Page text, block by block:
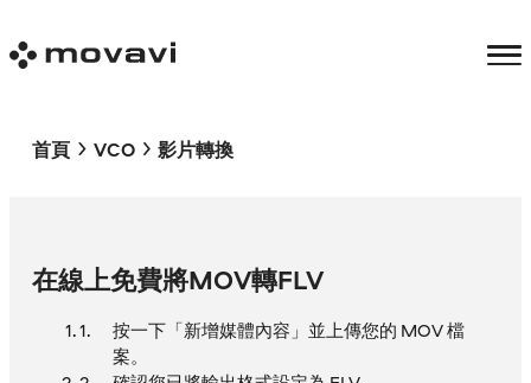
首頁 VCO 影片轉換
在線上免費將MOV轉FLV
按一下「新增媒體內容」並上傳您的 MOV 檔
案。